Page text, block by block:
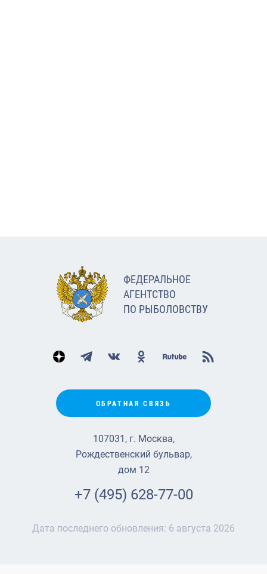
ФЕДЕРАЛЬНОЕ
АГЕНТСТВО
ПО РЫБОЛОВСТВУ
ОБРАТНАЯ СВЯЗЬ
107031, г. Москва,
Рождественский бульвар,
дом 12
+7 (495) 628-77-00
Дата последнего обновления: 6 августа 2026